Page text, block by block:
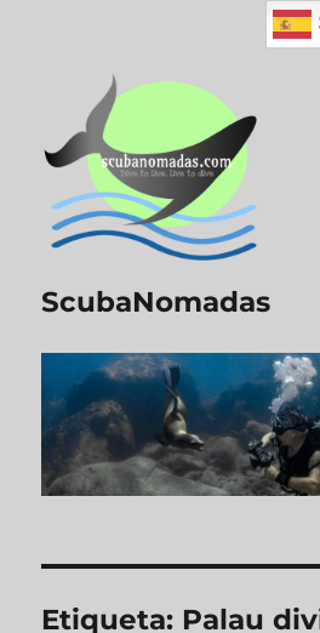
ScubaNomadas
Etiqueta: Palau